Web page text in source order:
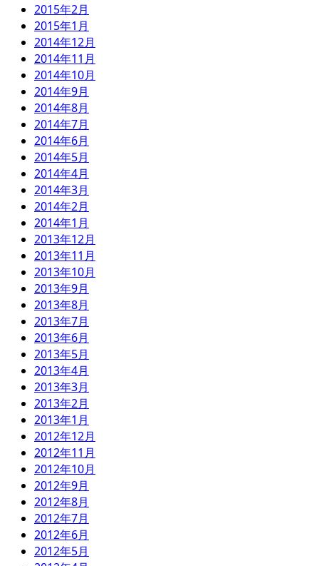
2015年2月
2015年1月
2014年12月
2014年11月
2014年10月
2014年9月
2014年8月
2014年7月
2014年6月
2014年5月
2014年4月
2014年3月
2014年2月
2014年1月
2013年12月
2013年11月
2013年10月
2013年9月
2013年8月
2013年7月
2013年6月
2013年5月
2013年4月
2013年3月
2013年2月
2013年1月
2012年12月
2012年11月
2012年10月
2012年9月
2012年8月
2012年7月
2012年6月
2012年5月